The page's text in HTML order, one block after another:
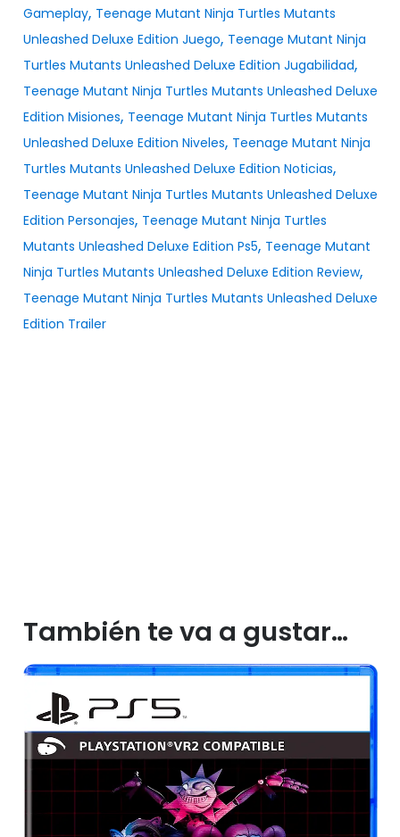
Gameplay, Teenage Mutant Ninja Turtles Mutants
Unleashed Deluxe Edition Juego, Teenage Mutant Ninja
Turtles Mutants Unleashed Deluxe Edition Jugabilidad,
Teenage Mutant Ninja Turtles Mutants Unleashed Deluxe
Edition Misiones, Teenage Mutant Ninja Turtles Mutants
Unleashed Deluxe Edition Niveles, Teenage Mutant Ninja
Turtles Mutants Unleashed Deluxe Edition Noticias,
Teenage Mutant Ninja Turtles Mutants Unleashed Deluxe
Edition Personajes, Teenage Mutant Ninja Turtles
Mutants Unleashed Deluxe Edition Ps5, Teenage Mutant
Ninja Turtles Mutants Unleashed Deluxe Edition Review,
Teenage Mutant Ninja Turtles Mutants Unleashed Deluxe
Edition Trailer
También te va a gustar…